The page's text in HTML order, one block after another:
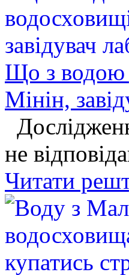
Що з водою
Мінін,
не
Читати